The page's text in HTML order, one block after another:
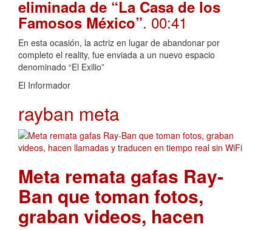
eliminada de “La Casa de los
Famosos México”. 00:41
En esta ocasión, la actriz en lugar de abandonar por
completo el reality, fue enviada a un nuevo espacio
denominado “El Exilio”
El Informador
rayban meta
Meta remata gafas Ray-
Ban que toman fotos,
graban videos, hacen